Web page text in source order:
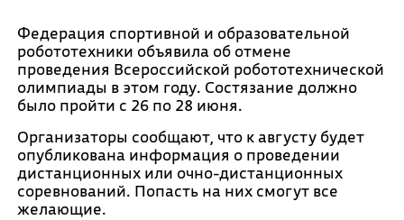
Федерация спортивной и образовательной
робототехники объявила об отмене
проведения Всероссийской робототехнической
олимпиады в этом году. Состязание должно
было пройти с 26 по 28 июня.
Организаторы сообщают, что к августу будет
опубликована информация о проведении
дистанционных или очно-дистанционных
соревнований. Попасть на них смогут все
желающие.